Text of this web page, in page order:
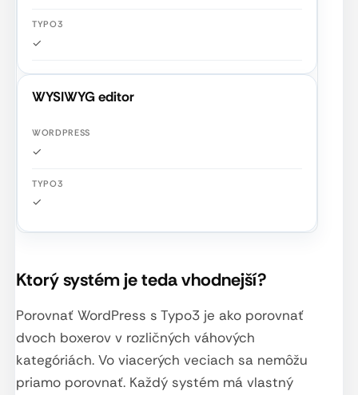
✓
WYSIWYG editor
✓
✓
Ktorý systém je teda vhodnejší?
Porovnať WordPress s Typo3 je ako porovnať
dvoch boxerov v rozličných váhových
kategóriách. Vo viacerých veciach sa nemôžu
priamo porovnať. Každý systém má vlastný